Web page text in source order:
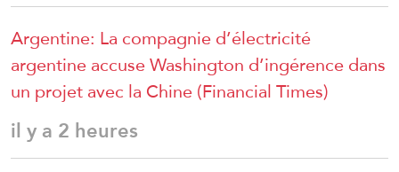
Argentine: La compagnie d’électricité
argentine accuse Washington d’ingérence dans
un projet avec la Chine (Financial Times)
il y a 2 heures